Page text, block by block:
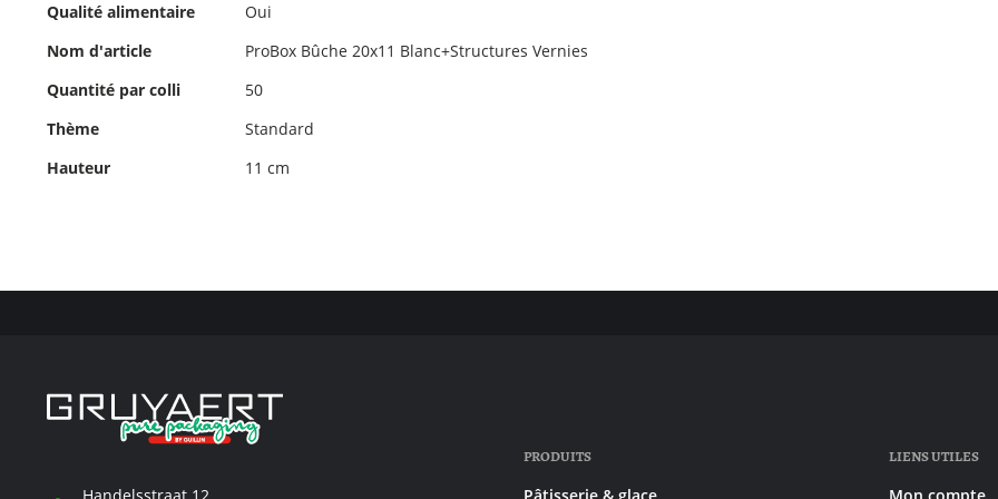
d'informations
Qualité alimentaire
Oui
Nom d'article
ProBox Bûche 20x11 Blanc+Structures Vernies
Quantité par colli
50
Thème
Standard
Hauteur
11 cm
PRODUITS LIENS UTILES